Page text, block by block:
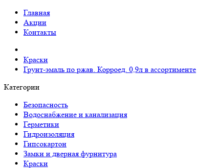
Главная
Акции
Контакты
Краски
Грунт-эмаль по ржав. Корроед. 0,9л в ассортименте
Категории
Безопасность
Водоснабжение и канализация
Герметики
Гидроизоляция
Гипсокартон
Замки и дверная фурнитура
Краски